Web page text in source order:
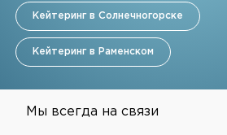
Кейтеринг в Солнечногорске
Кейтеринг в Раменском
Мы всегда на связи